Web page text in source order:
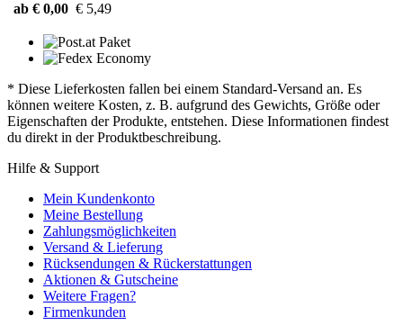
ab € 0,00 € 5,49
* Diese Lieferkosten fallen bei einem Standard-Versand an. Es
können weitere Kosten, z. B. aufgrund des Gewichts, Größe oder
Eigenschaften der Produkte, entstehen. Diese Informationen findest
du direkt in der Produktbeschreibung.
Hilfe & Support
Mein Kundenkonto
Meine Bestellung
Zahlungsmöglichkeiten
Versand & Lieferung
Rücksendungen & Rückerstattungen
Aktionen & Gutscheine
Weitere Fragen?
Firmenkunden